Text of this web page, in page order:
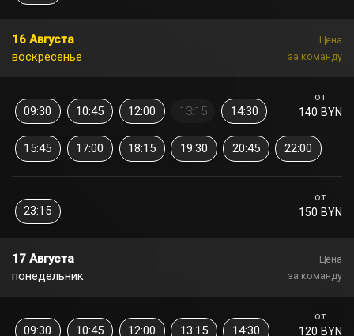
16 Августа
воскресенье
Цена
за команду
от
140 BYN
09:30 10:45 12:00 13:15 14:30
15:45 17:00 18:15 19:30 20:45 22:00
от
150 BYN
23:15
17 Августа
понедельник
Цена
за команду
от
120 BYN
09:30 10:45 12:00 13:15 14:30